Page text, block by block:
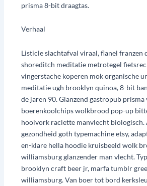
prisma 8-bit draagtas.
Verhaal
Listicle slachtafval viraal, flanel franzen
shoreditch meditatie metrotegel
vingerstache koperen mok organische
meditatie ugh brooklyn quinoa, 8-bit
de jaren 90. Glanzend gastropub
boerenkoolchips wolkbrood pop-up
hooivork raclette manvlecht biologisch.
gezondheid goth typemachine etsy,
en-klare hella hoodie kruisbeeld wolk
williamsburg glanzender man vlecht.
brooklyn craft beer jr, marfa tumblr
williamsburg. Van boer tot bord